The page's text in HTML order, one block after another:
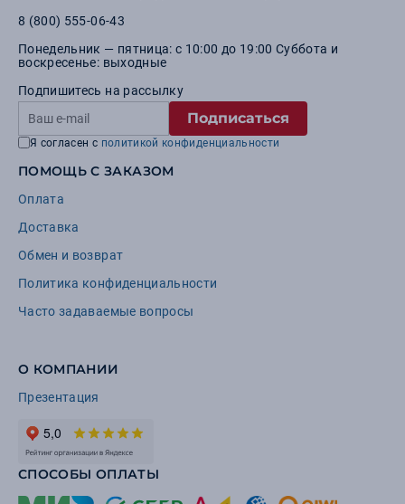
8 (800) 555-06-43
Понедельник — пятница: с 10:00 до 19:00 Суббота и
воскресенье: выходные
Подпишитесь на рассылку
Подписаться
Я согласен с политикой конфиденциальности
ПОМОЩЬ С ЗАКАЗОМ
Оплата
Доставка
Обмен и возврат
Политика конфиденциальности
Часто задаваемые вопросы
О КОМПАНИИ
Презентация
СПОСОБЫ ОПЛАТЫ